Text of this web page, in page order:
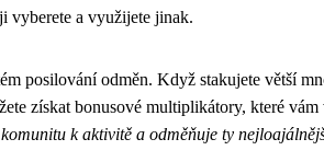
vyberete a využijete jinak.
posilování odměn. Když stakujete větší
získat bonusové multiplikátory, které
k aktivitě a odměňuje ty